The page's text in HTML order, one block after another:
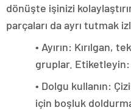
dönüşte işinizi
parçaları da ayrı tutmak
• Ayırın: Kırılgan,
gruplar.
• Dolgu kullanın:
için boşluk